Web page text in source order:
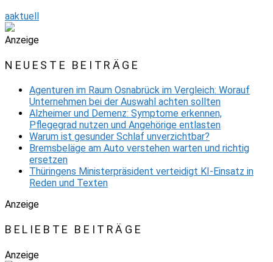
aaktuell
Anzeige
NEUESTE BEITRÄGE
Agenturen im Raum Osnabrück im Vergleich: Worauf
Unternehmen bei der Auswahl achten sollten
Alzheimer und Demenz: Symptome erkennen,
Pflegegrad nutzen und Angehörige entlasten
Warum ist gesunder Schlaf unverzichtbar?
Bremsbeläge am Auto verstehen warten und richtig
ersetzen
Thüringens Ministerpräsident verteidigt KI-Einsatz in
Reden und Texten
Anzeige
BELIEBTE BEITRÄGE
Anzeige